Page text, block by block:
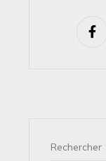
Rechercher